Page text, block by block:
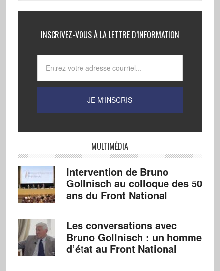
INSCRIVEZ-VOUS À LA LETTRE D’INFORMATION
MULTIMÉDIA
Intervention de Bruno
Gollnisch au colloque des 50
ans du Front National
Les conversations avec
Bruno Gollnisch : un homme
d’état au Front National